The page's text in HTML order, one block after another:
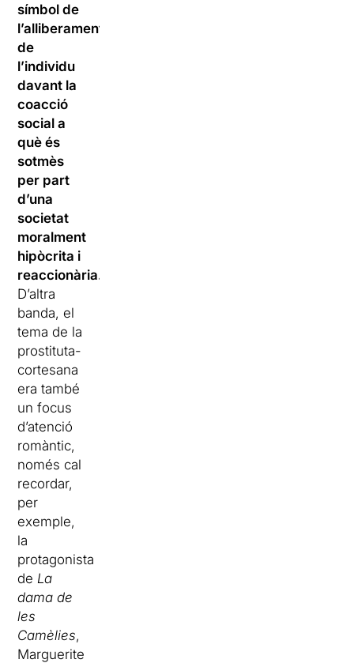
símbol de
l’alliberament
de
l’individu
davant la
coacció
social a
què és
sotmès
per part
d’una
societat
moralment
hipòcrita i
reaccionària.
D’altra
banda, el
tema de la
prostituta-
cortesana
era també
un focus
d’atenció
romàntic,
només cal
recordar,
per
exemple,
la
protagonista
de La
dama de
les
Camèlies,
Marguerite